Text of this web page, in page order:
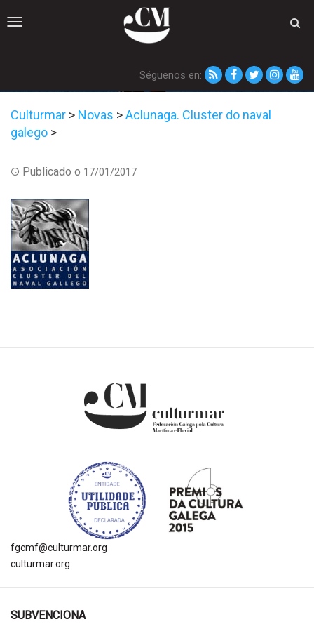
Toggle
Séguenos en:
Culturmar > Novas >Aclunaga. Cluster do naval
galego >
Publicado o 17/01/2017
fgcmf@culturmar.org
culturmar.org
SUBVENCIONA